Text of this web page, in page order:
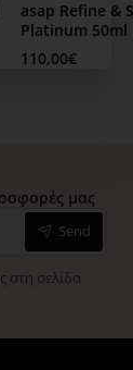
asap Refine &
Platinum 50ml
110,00€
μας
Send
στη σελίδα